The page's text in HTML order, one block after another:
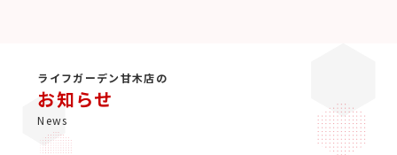
ライフガーデン甘木店の
お知らせ
News